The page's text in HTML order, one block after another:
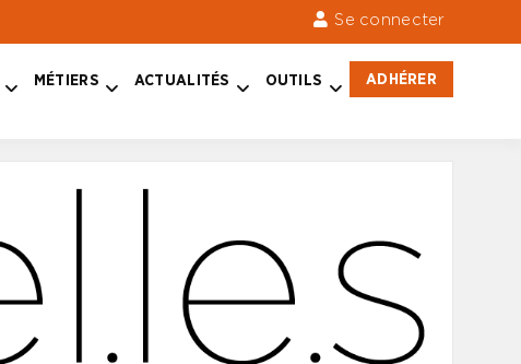
Se connecter
MÉTIERS ACTUALITÉS OUTILS ADHÉRER